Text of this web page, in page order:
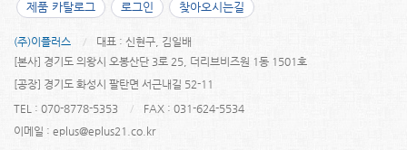
제품 카탈로그 로그인 찾아오시는길
(주)이플러스
대표 : 신현구, 김일배
[본사] 경기도 의왕시 오봉산단 3로 25, 더리브비즈원 1동 1501호
[공장] 경기도 화성시 팔탄면 서근내길 52-11
TEL : 070-8778-5353
FAX : 031-624-5534
이메일 : eplus@eplus21.co.kr